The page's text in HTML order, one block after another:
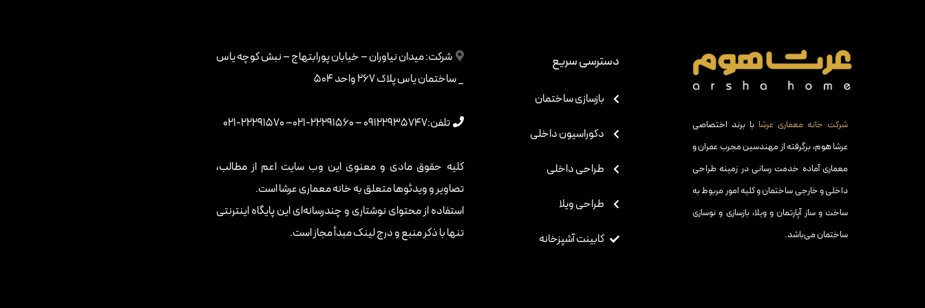
بازسازی نمای آجری پرداخته خواهد شد. یکی از دلایل اصلی بازسازی نمای آجری، حفظ و بهبود ظاهر زیبا و متنوع این نماست. نمای آجری
به عنوان عنصر مهمی در جلب توجه و ایجاد هویت برای ساختمان عمل می‌کند. با بازسازی و به‌روزرسانی این نما، زیبایی و شخصیت
ساختمان به نحو قابل توجهی ارتقاء می‌یابد. استفاده از مواد با کیفیت و مطابق با سنت‌های معماری، یکی دیگر از مهمترین عوامل در
بازسازی نمای آجری است. انتخاب آجرهای با کیفیت و متناسب با شرایط جوی محل، به عنوان یک عامل اساسی در ایجاد استحکام و پایداری
نما تلقی می‌شود. طراحی دقیق و هماهنگ با معماری ساختمان، نقش مهمی در بازسازی نمای آجری ایفا می‌کند. این شامل انتخاب
الگوها، رنگ‌ها و جزئیات معماری است که باید با هماهنگی دقیق با سبک ساختمان تعیین شوند. این طراحی باعث ایجاد یک تناسب بین
قدیمی و جدید، به‌ویژه در پروژه‌های بازسازی، می‌شود. مدیریت هزینه‌ها و بودجه‌بندی دقیق نیز در این فرآیند بسیار حائز اهمیت است.
ابتکار در برنامه‌ریزی و کنترل هزینه‌ها، از اهمیت زیادی برخوردار است تا هزینه‌ها در حد مدنظر باقی بمانند و پروژه به طور موفقیت‌آمیز
اجرا شود. همچنین، نظارت بر استفاده از تکنولوژی‌های نوین در بازسازی نمای آجری، می‌تواند به بهبود کارایی و استفاده از انرژی‌های مدرن
شرکت خانه معماری عرشا با برند اختصاصی
عرشا هوم، برگرفته از مهندسین مجرب عمران و
معماری آماده خدمت رسانی در زمینه طراحی
داخلی و خارجی ساختمان و کلیه امور مربوط به
ساخت و ساز آپارتمان و ویلا، بازسازی و نوسازی
ساختمان می‌باشد.
دسترسی سریع
بازسازی ساختمان
دکوراسیون داخلی
طراحی داخلی
طراحی ویلا
کابینت آشپزخانه
شرکت:میدان نیاوران – خیابان پورابتهاج – نبش کوچه یاس
_ ساختمان یاس پلاک 267 واحد 504
تلفن:09122935747
–
22291560-021
–
22291570-021
کلیه حقوق مادی و معنوی این وب سایت اعم از مطالب،
تصاویر و ویدئوها متعلق به خانه معماری عرشا است.
استفاده از محتوای نوشتاری و چندرسانه‌ای این پایگاه اینترنتی
تنها با ذکر منبع و درج لینک مبدأ مجاز است.